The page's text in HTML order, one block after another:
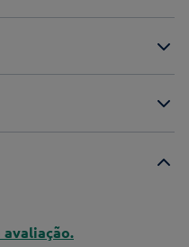
avaliação.